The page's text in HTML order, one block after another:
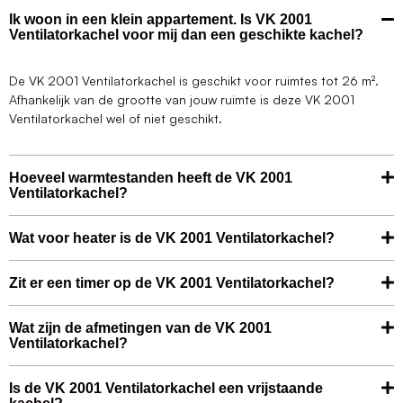
Ik woon in een klein appartement. Is VK 2001
Ventilatorkachel voor mij dan een geschikte kachel?
De VK 2001 Ventilatorkachel is geschikt voor ruimtes tot 26 m².
Afhankelijk van de grootte van jouw ruimte is deze VK 2001
Ventilatorkachel wel of niet geschikt.
Hoeveel warmtestanden heeft de VK 2001
Ventilatorkachel?
Wat voor heater is de VK 2001 Ventilatorkachel?
Zit er een timer op de VK 2001 Ventilatorkachel?
Wat zijn de afmetingen van de VK 2001
Ventilatorkachel?
Is de VK 2001 Ventilatorkachel een vrijstaande